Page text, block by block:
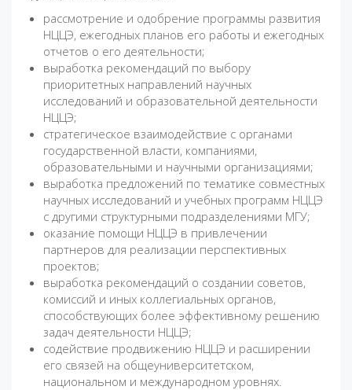
рассмотрение и одобрение программы развития
НЦЦЭ, ежегодных планов его работы и ежегодных
отчетов о его деятельности;
выработка рекомендаций по выбору
приоритетных направлений научных
исследований и образовательной деятельности
НЦЦЭ;
стратегическое взаимодействие с органами
государственной власти, компаниями,
образовательными и научными организациями;
выработка предложений по тематике совместных
научных исследований и учебных программ НЦЦЭ
с другими структурными подразделениями МГУ;
оказание помощи НЦЦЭ в привлечении
партнеров для реализации перспективных
проектов;
выработка рекомендаций о создании советов,
комиссий и иных коллегиальных органов,
способствующих более эффективному решению
задач деятельности НЦЦЭ;
содействие продвижению НЦЦЭ и расширении
его связей на общеуниверситетском,
национальном и международном уровнях.